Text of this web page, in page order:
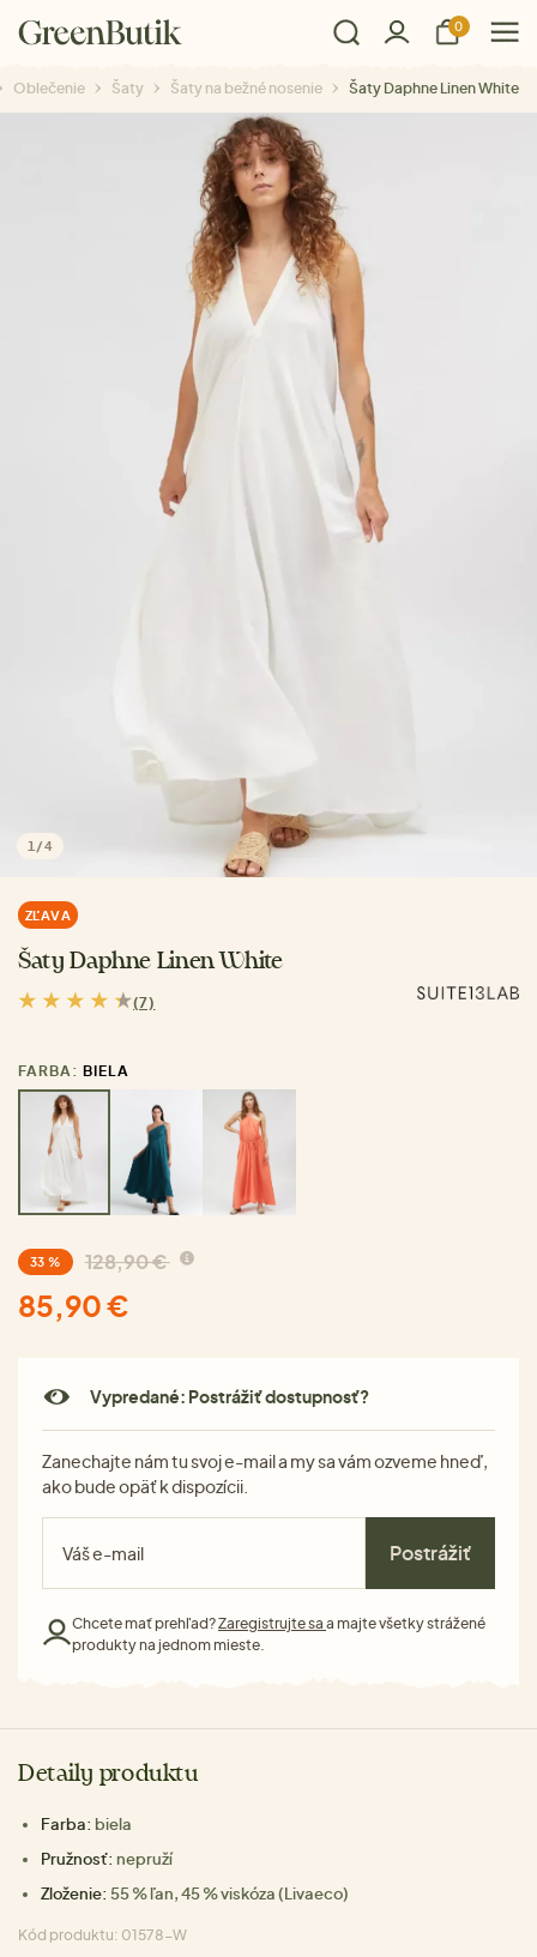
0
Oblečenie Šaty Šaty na bežné nosenie Šaty Daphne Linen White
1 /4
ZĽAVA
Šaty Daphne Linen White
(7)
FARBA: BIELA
33 % 128,90 €
85,90 €
Vypredané: Postrážiť dostupnosť?
Zanechajte nám tu svoj e-mail a my sa vám ozveme hneď,
ako bude opäť k dispozícii.
Postrážiť
Chcete mať prehľad?Zaregistrujte sa a majte všetky strážené
produkty na jednom mieste.
Detaily produktu
Farba: biela
Pružnosť: nepruží
Zloženie: 55 % ľan, 45 % viskóza (Livaeco)
Kód produktu: 01578-W